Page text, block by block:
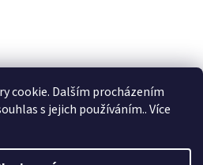
cookie. Dalším procházením
s jejich používáním.. Více